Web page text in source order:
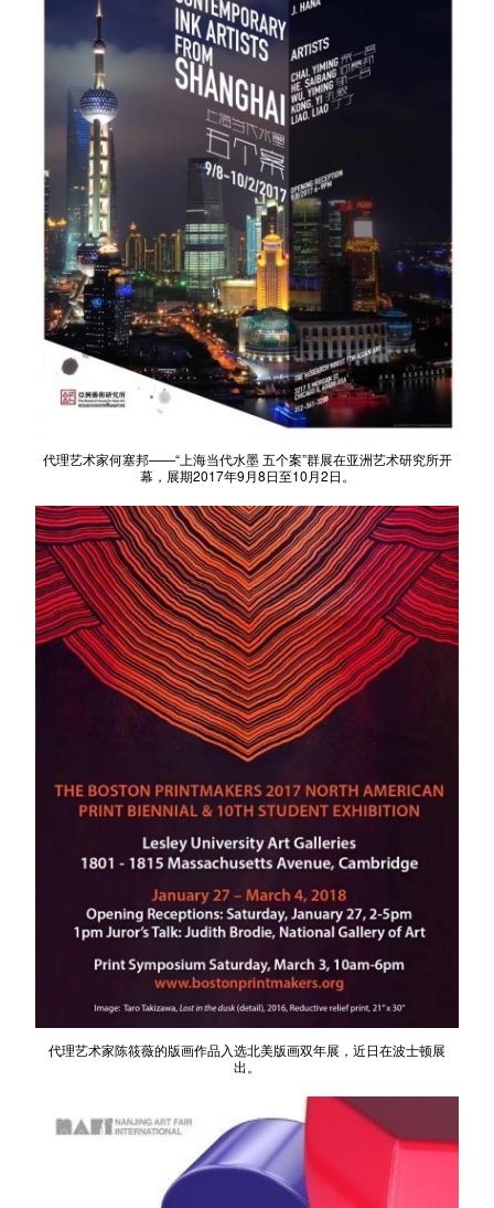
代理艺术家何塞邦——“上海当代水墨 五个案”群展在亚洲艺术研究所开
幕，展期2017年9月8日至10月2日。
代理艺术家陈筱薇的版画作品入选北美版画双年展，近日在波士顿展
出。